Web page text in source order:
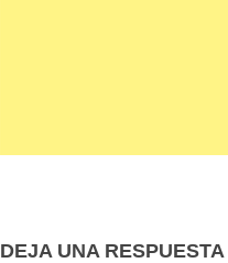
DEJA UNA RESPUESTA